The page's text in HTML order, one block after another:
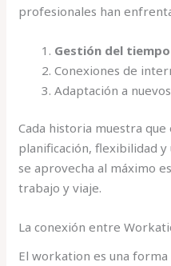
profesionales han
Gestión del tiempo
Conexiones de
Adaptación a
Cada historia muestra
planificación, flexibilidad
se aprovecha al máximo
trabajo y viaje.
La conexión entre
El workation es una